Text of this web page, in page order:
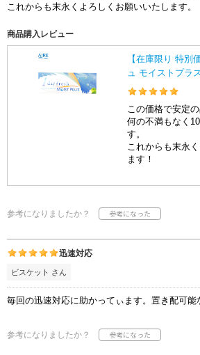
これからも末永くよろしくお願いいたします。
商品購入レビュー
【在庫限り 特別
ュ モイストプラ
この価格で安定の
何の不満もなく
す。
これからも末永
ます！
参考になりましたか？
迅速対応
ビスケット さん
毎回の迅速対応に助かってぃます。置き配可能
参考になりましたか？